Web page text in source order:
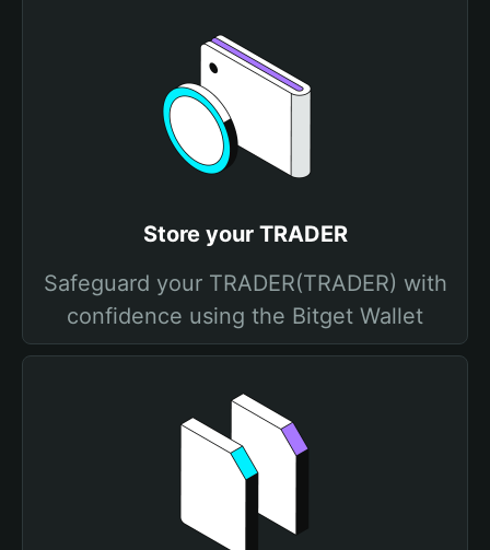
Store your TRADER
Safeguard your TRADER(TRADER) with
confidence using the Bitget Wallet